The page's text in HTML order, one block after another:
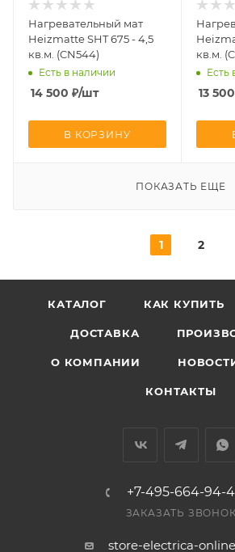
Нагревательный мат
Heizmatte SHT 675 - 4,5
кв.м. (CN544)
Есть в наличии
14 500 ₽/шт
В КОРЗИНУ
кв.м.
Есть
13 500
ПОКАЗАТЬ ЕЩЕ
1 2
КАТАЛОГ КАК КУПИТЬ
ДОСТАВКА
О КОМПАНИИ
КОНТАКТЫ
+7-495-664-94-
ЗАКАЗАТЬ ЗВОНОК
store-electrica-